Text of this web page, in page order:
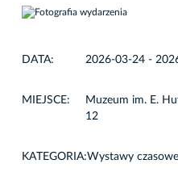
DATA: 2026-03-24 -
MIEJSCE:
Muzeum im. E.
12
KATEGORIA:Wystawy czasowe